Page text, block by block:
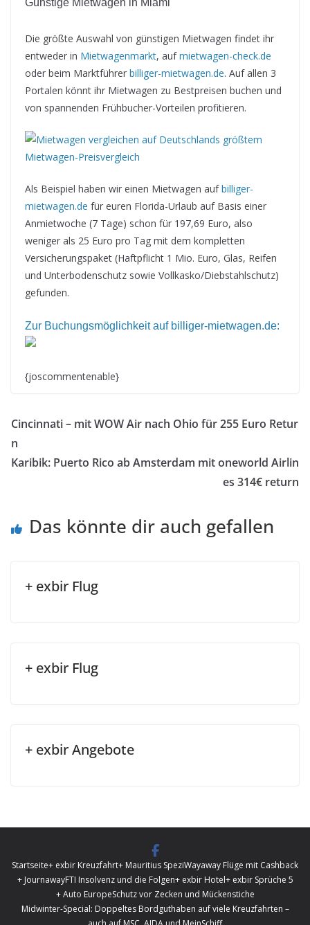
Günstige Mietwagen in Miami
Die größte Auswahl von günstigen Mietwagen findet ihr
entweder in Mietwagenmarkt, aufmietwagen-check.de
oder beim Marktführer billiger-mietwagen.de. Auf allen 3
Portalen könnt ihr Mietwagen zu Bestpreisen buchen und
von spannenden Frühbucher-Vorteilen profitieren.
Als Beispiel haben wir einen Mietwagen aufbilliger-
mietwagen.de für euren Florida-Urlaub auf Basis einer
Anmietwoche (7 Tage) schon für 197,69 Euro, also
weniger als 25 Euro pro Tag mit dem kompletten
Versicherungspaket (Haftpflicht 1 Mio. Euro, Glas, Reifen
und Unterbodenschutz sowie Vollkasko/Diebstahlschutz)
gefunden.
Zur Buchungsmöglichkeit auf billiger-mietwagen.de:
{joscommentenable}
Cincinnati – mit WOW Air nach Ohio für 255 Euro Retur
n
Karibik: Puerto Rico ab Amsterdam mit oneworld Airlin
es 314€ return
Das könnte dir auch gefallen
+ exbir Flug
+ exbir Flug
+ exbir Angebote
Startseite+ exbir Kreuzfahrt+ Mauritius SpeziWayaway Flüge mit Cashback
+ JournawayFTI Insolvenz und die Folgen+ exbir Hotel+ exbir Sprüche 5
+ Auto EuropeSchutz vor Zecken und Mückenstiche
Midwinter-Special: Doppeltes Bordguthaben auf viele Kreuzfahrten –